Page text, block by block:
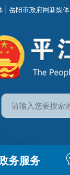
岳阳市政府网新媒体
务服务